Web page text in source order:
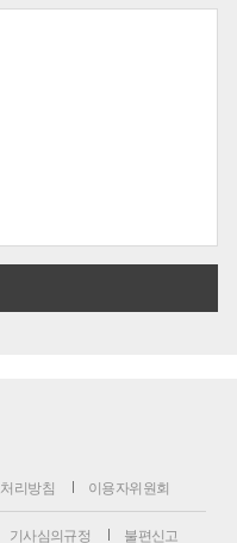
리방침 이용자위원회
기사심의규정 불편신고